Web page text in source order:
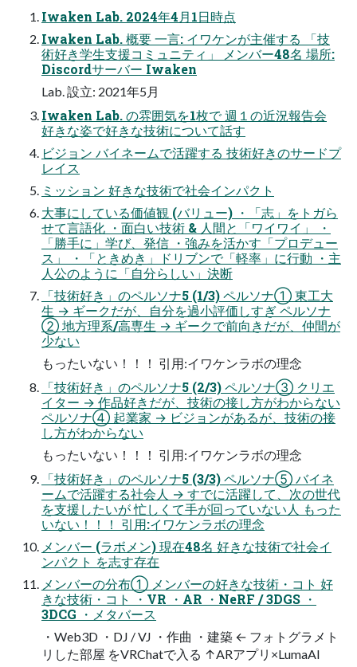
Iwaken Lab. 2024年4月1日時点
Iwaken Lab. 概要 一言: イワケンが主催する 「技
術好き学生支援コミュニティ」 メンバー48名 場所:
Discordサーバー Iwaken
Lab. 設立: 2021年5月
Iwaken Lab. の雰囲気を1枚で 週１の近況報告会
好きな姿で好きな技術について話す
ビジョン バイネームで活躍する 技術好きのサードプ
レイス
ミッション 好きな技術で社会インパクト
大事にしている価値観 (バリュー) ・「志」をトガら
せて言語化 ・面白い技術 & 人間と「ワイワイ」 ・
「勝手に」学び、発信 ・強みを活かす「プロデュー
ス」 ・「ときめき」ドリブンで「軽率」に行動 ・主
人公のように「自分らしい」決断
「技術好き」のペルソナ5 (1/3) ペルソナ① 東工大
生 → ギークだが、自分を過小評価しすぎ ペルソナ
② 地方理系/高専生 → ギークで前向きだが、仲間が
少ない
もったいない！！！ 引用:イワケンラボの理念
「技術好き」のペルソナ5 (2/3) ペルソナ③ クリエ
イター → 作品好きだが、技術の接し方がわからない
ペルソナ④ 起業家 → ビジョンがあるが、技術の接
し方がわからない
もったいない！！！ 引用:イワケンラボの理念
「技術好き」のペルソナ5 (3/3) ペルソナ⑤ バイネ
ームで活躍する社会人 → すでに活躍して、次の世代
を支援したいが 忙しくて手が回っていない人 もった
いない！！！ 引用:イワケンラボの理念
メンバー (ラボメン) 現在48名 好きな技術で社会イ
ンパクト を志す存在
メンバーの分布① メンバーの好きな技術・コト 好
きな技術・コト ・VR ・AR ・NeRF / 3DGS ・
3DCG ・メタバース
・Web3D ・DJ / VJ ・作曲 ・建築 ← フォトグラメト
リした部屋 をVRChatで入る ↑ARアプリ×LumaAI